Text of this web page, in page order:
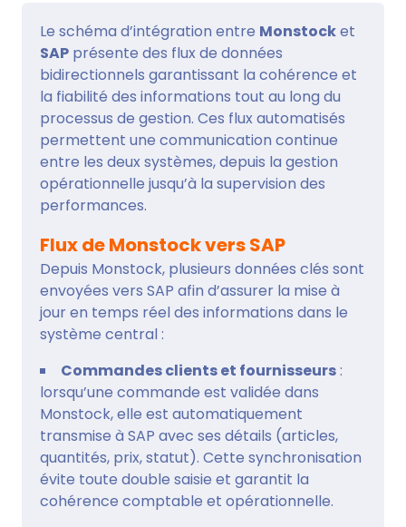
Le schéma d’intégration entre Monstocket
SAP présente des flux de données
bidirectionnels garantissant la cohérence et
la fiabilité des informations tout au long du
processus de gestion. Ces flux automatisés
permettent une communication continue
entre les deux systèmes, depuis la gestion
opérationnelle jusqu’à la supervision des
performances.
Flux de Monstock vers SAP
Depuis Monstock, plusieurs données clés sont
envoyées vers SAP afin d’assurer la mise à
jour en temps réel des informations dans le
système central :
Commandes clients et fournisseurs:
lorsqu’une commande est validée dans
Monstock, elle est automatiquement
transmise à SAP avec ses détails (articles,
quantités, prix, statut). Cette synchronisation
évite toute double saisie et garantit la
cohérence comptable et opérationnelle.